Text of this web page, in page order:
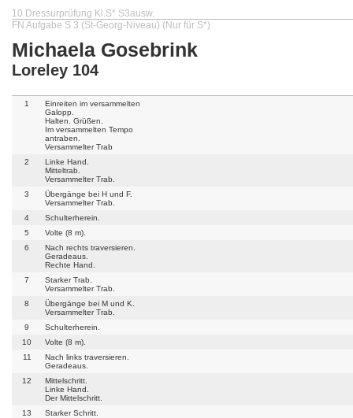
10 Dressurprüfung Kl.S* S3ausw.
FN Aufgabe S 3 (St-Georg-Niveau) (Nur für S*)
Michaela Gosebrink
Loreley 104
1
Einreiten im versammelten
Galopp.
Halten. Grüßen.
Im versammelten Tempo
antraben.
Versammelter Trab
2
Linke Hand.
Mitteltrab.
Versammelter Trab.
3
Übergänge bei H und F.
Versammelter Trab.
4
Schulterherein.
5
Volte (8 m).
6
Nach rechts traversieren.
Geradeaus.
Rechte Hand.
7
Starker Trab.
Versammelter Trab.
8
Übergänge bei M und K.
Versammelter Trab.
9
Schulterherein.
10
Volte (8 m).
11
Nach links traversieren.
Geradeaus.
12
Mittelschritt.
Linke Hand.
Der Mittelschritt.
13
Starker Schritt.